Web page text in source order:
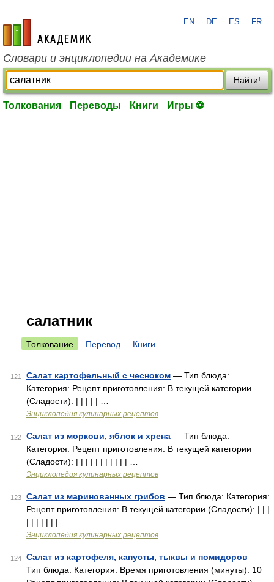
academic.ru
EN DE ES FR
Словари и энциклопедии на Академике
Найти!
Толкования Переводы Книги Игры ⚽
салатник
Толкование Перевод Книги
121 Салат картофельный с чесноком — Тип блюда:
Категория: Рецепт приготовления: В текущей категории
(Сладости): | | | | | …
Энциклопедия кулинарных рецептов
122 Салат из моркови, яблок и хрена — Тип блюда:
Категория: Рецепт приготовления: В текущей категории
(Сладости): | | | | | | | | | | | …
Энциклопедия кулинарных рецептов
123 Салат из маринованных грибов — Тип блюда: Категория:
Рецепт приготовления: В текущей категории (Сладости): | | |
| | | | | | | …
Энциклопедия кулинарных рецептов
124 Салат из картофеля, капусты, тыквы и помидоров —
Тип блюда: Категория: Время приготовления (минуты): 10